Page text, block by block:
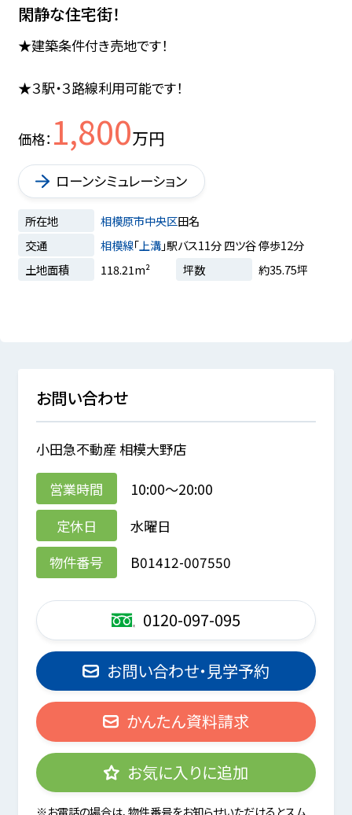
閑静な住宅街！
★建築条件付き売地です！
★３駅・３路線利用可能です！
価格 1,800万円
ローンシミュレーション
所在地 相模原市中央区田名
交通
相模線「上溝」駅バス11分 四ツ谷 停歩12分
土地面積
118.21m² 坪数 約35.75坪
お問い合わせ
小田急不動産 相模大野店
営業時間
10:00～20:00
定休日
水曜日
物件番号
B01412-007550
0120-097-095
お問い合わせ・見学予約
かんたん資料請求
お気に入りに追加